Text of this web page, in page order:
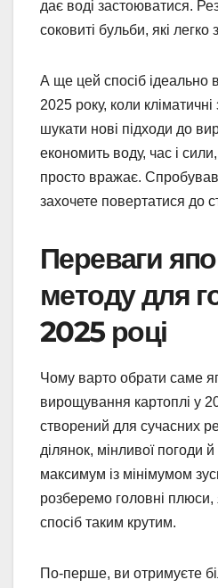
дає воді застоюватися.
соковиті бульби, які легко
А ще цей спосіб ідеально
2025 року, коли
шукати нові підходи до
економить воду, час і
просто вражає.
захочете повертатися до
Переваги
методу для
2025 році
Чому варто обрати саме
вирощування картоплі у
створений для сучасних
ділянок, мінливої погоди
максимум із мінімумом
розберемо головні плюси,
спосіб таким крутим.
По-перше, ви отримуєте